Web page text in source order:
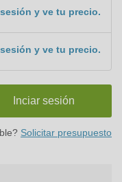
y ve tu precio.
y ve tu precio.
Inciar sesión
Solicitar presupuesto